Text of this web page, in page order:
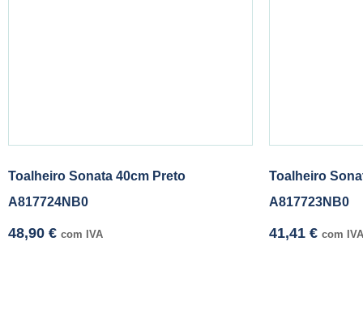
Toalheiro Sonata 40cm Preto
A817724NB0
48,90 € com IVA
Toalheiro
A817723NB0
41,41 € com IVA